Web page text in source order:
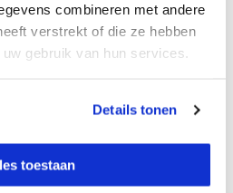
combineren met andere
verstrekt of die ze hebben
gebruik van hun services.
Details tonen
toestaan